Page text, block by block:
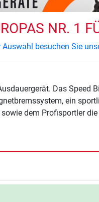
NR. 1
besuchen Sie
Das Speed
ein
dem Profisportler